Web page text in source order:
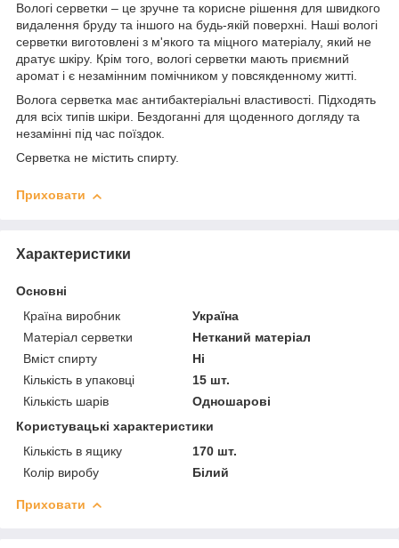
Вологі серветки – це зручне та корисне рішення для швидкого
видалення бруду та іншого на будь-якій поверхні. Наші вологі
серветки виготовлені з м'якого та міцного матеріалу, який не
дратує шкіру. Крім того, вологі серветки мають приємний
аромат і є незамінним помічником у повсякденному житті.
Волога серветка має антибактеріальні властивості. Підходять
для всіх типів шкіри. Бездоганні для щоденного догляду та
незамінні під час поїздок.
Серветка не містить спирту.
Приховати
Характеристики
Основні
Країна виробник
Україна
Матеріал серветки
Нетканий матеріал
Вміст спирту
Ні
Кількість в упаковці
15 шт.
Кількість шарів
Одношарові
Користувацькі характеристики
Кількість в ящику
170 шт.
Колір виробу
Білий
Приховати